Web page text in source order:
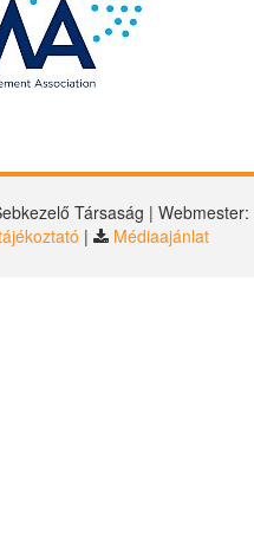
Társaság | Webmester:
| Médiaajánlat